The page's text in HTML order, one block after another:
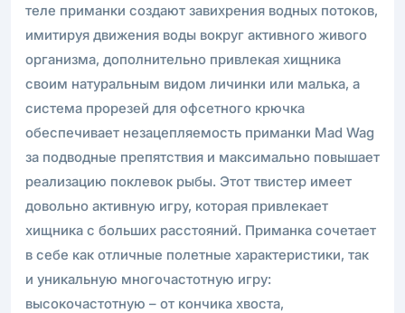
теле приманки создают завихрения водных потоков,
имитируя движения воды вокруг активного живого
организма, дополнительно привлекая хищника
своим натуральным видом личинки или малька, а
система прорезей для офсетного крючка
обеспечивает незацепляемость приманки Mad Wag
за подводные препятствия и максимально повышает
реализацию поклевок рыбы. Этот твистер имеет
довольно активную игру, которая привлекает
хищника с больших расстояний. Приманка сочетает
в себе как отличные полетные характеристики, так
и уникальную многочастотную игру:
высокочастотную – от кончика хвоста,